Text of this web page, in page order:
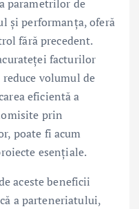
parametrilor de
și performanța, oferă
fără precedent.
facturilor
volumul de
eficientă a
prin
poate fi acum
esențiale.
aceste beneficii
a parteneriatului,